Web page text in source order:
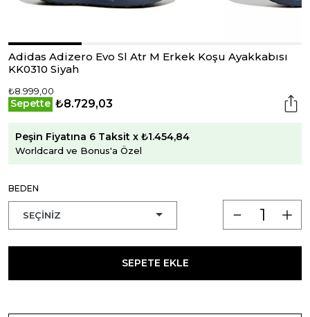
Adidas Adizero Evo Sl Atr M Erkek Koşu Ayakkabısı
KK0310 Siyah
₺8.999,00
Sepette ₺8.729,03
Peşin Fiyatına 6 Taksit x ₺1.454,84
Worldcard ve Bonus'a Özel
BEDEN
SEPETE EKLE